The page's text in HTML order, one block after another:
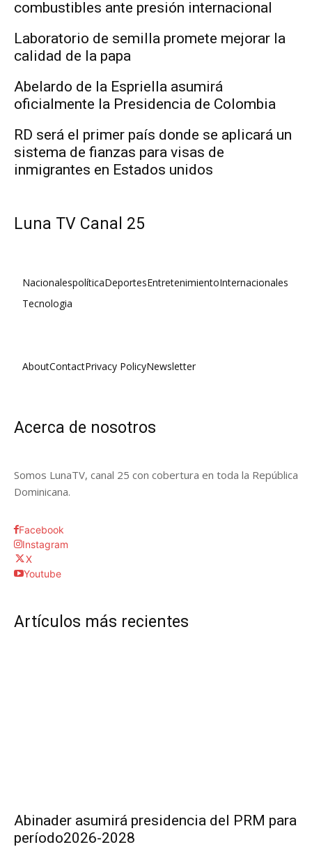
combustibles ante presión internacional
Laboratorio de semilla promete mejorar la
calidad de la papa
Abelardo de la Espriella asumirá
oficialmente la Presidencia de Colombia
RD será el primer país donde se aplicará un
sistema de fianzas para visas de
inmigrantes en Estados unidos
Luna TV Canal 25
NacionalespolíticaDeportesEntretenimientoInternacionales
Tecnologia
AboutContactPrivacy PolicyNewsletter
Acerca de nosotros
Somos LunaTV, canal 25 con cobertura en toda la República
Dominicana.
Facebook
Instagram
X
Youtube
Artículos más recientes
Abinader asumirá presidencia del PRM para
período2026-2028